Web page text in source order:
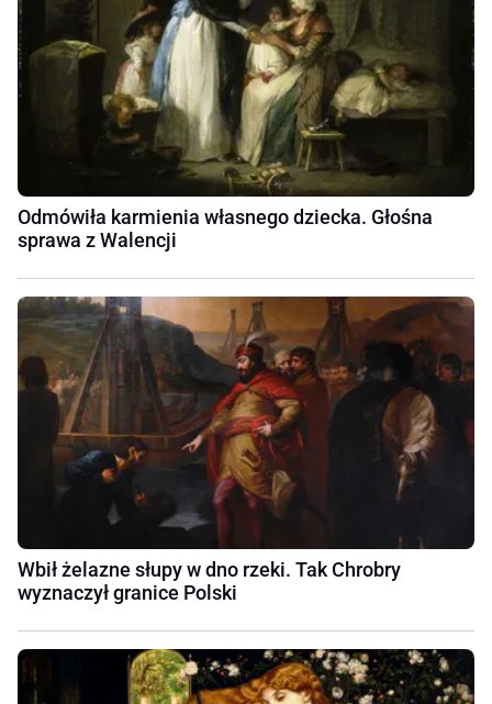
Odmówiła karmienia własnego dziecka. Głośna
sprawa z Walencji
Wbił żelazne słupy w dno rzeki. Tak Chrobry
wyznaczył granice Polski